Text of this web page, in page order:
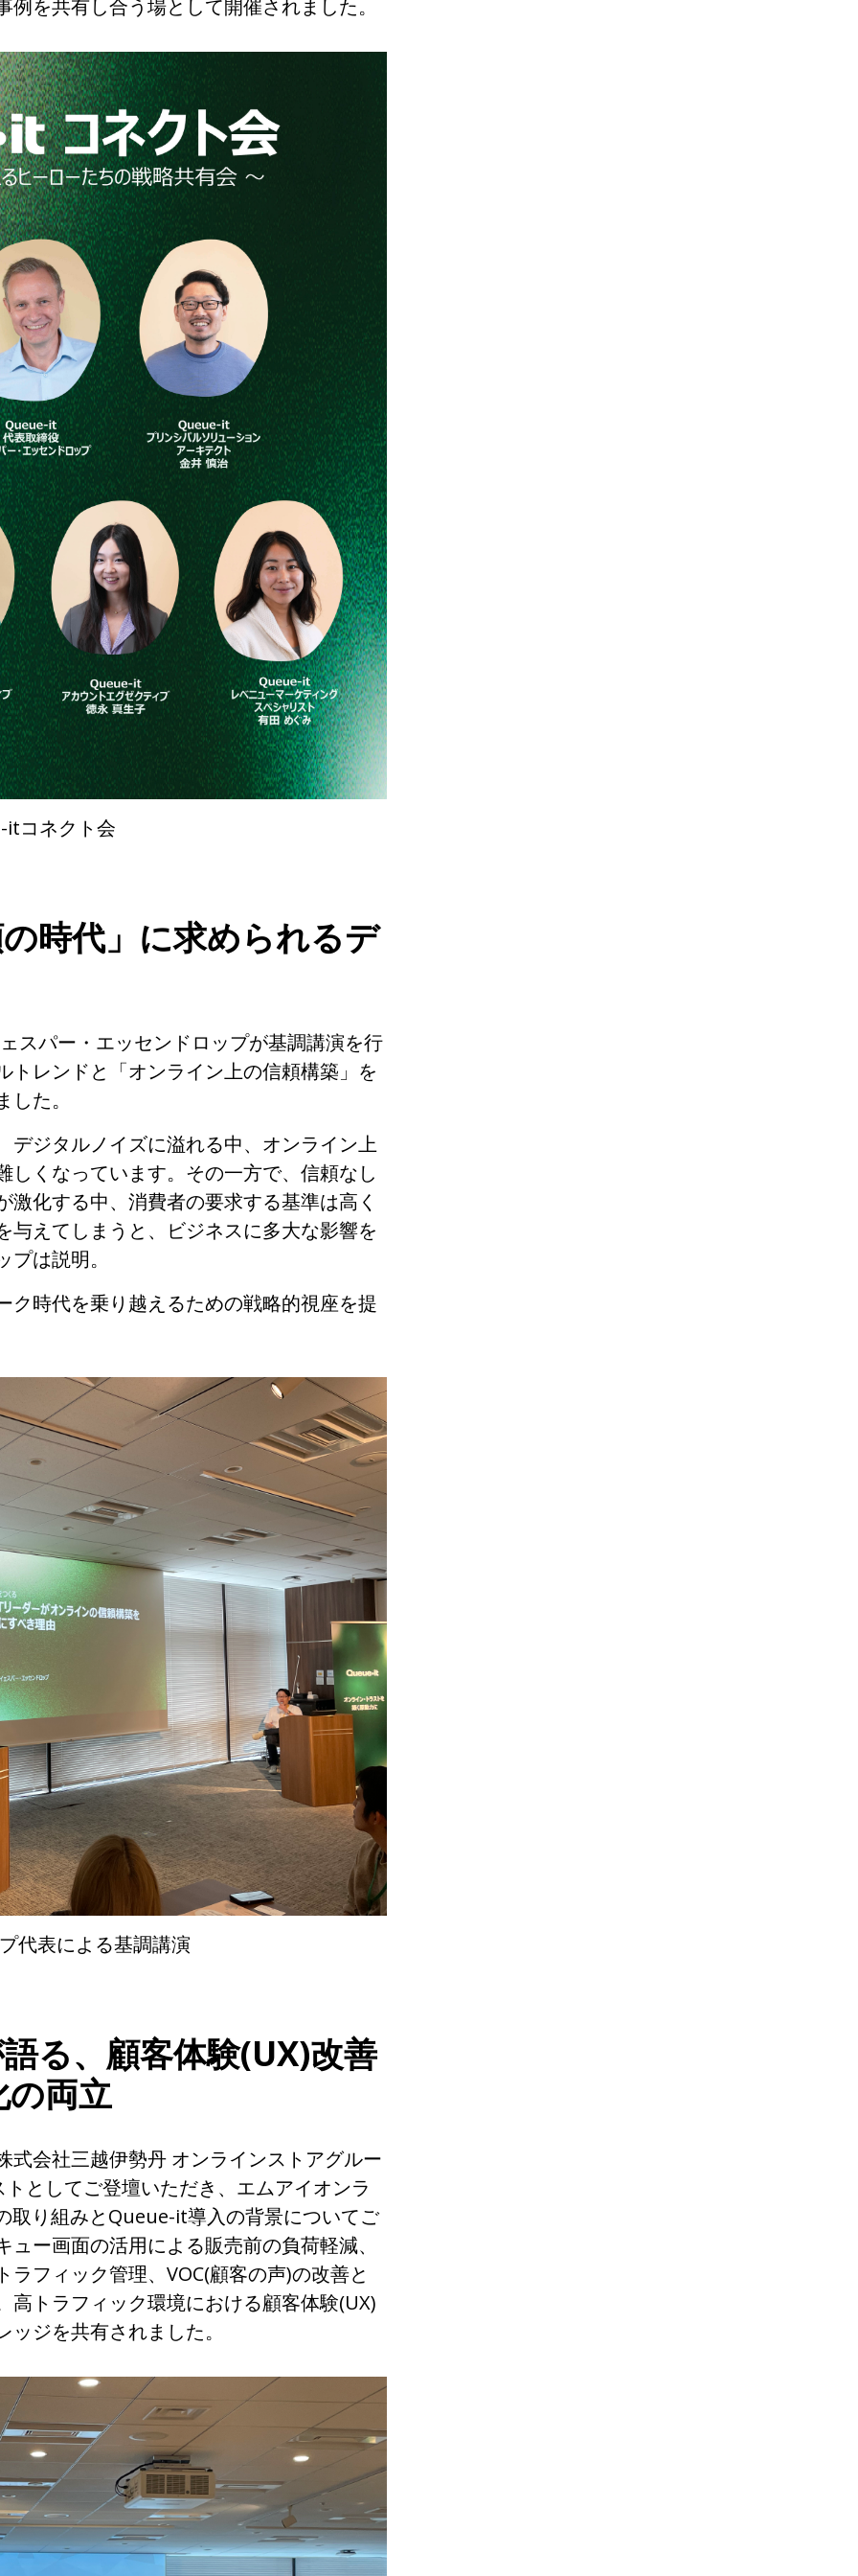
English
Deutsch
日本語
한국어
を共有し合う場として開催されました。
itコネクト会
時代」に求められるデ
スパー・エッセンドロップが基調講演を行
レンドと「オンライン上の信頼構築」を
た。
デジタルノイズに溢れる中、オンライン上
くなっています。その一方で、信頼なし
化する中、消費者の要求する基準は高く
えてしまうと、ビジネスに多大な影響を
は説明。
ク時代を乗り越えるための戦略的視座を提
代表による基調講演
る、顧客体験(UX)改善
両立
会社三越伊勢丹 オンラインストアグルー
としてご登壇いただき、エムアイオンラ
取り組みとQueue-it導入の背景についてご
ー画面の活用による販売前の負荷軽減、
フィック管理、VOC(顧客の声)の改善と
トラフィック環境における顧客体験(UX)
ジを共有されました。